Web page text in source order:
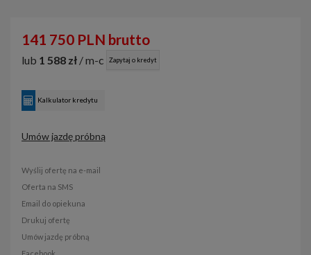
141 750 PLN brutto
lub 1 588 zł / m-c Zapytaj o kredyt
Kalkulator kredytu
Umów jazdę próbną
Wyślij ofertę na e-mail
Oferta na SMS
Email do opiekuna
Drukuj ofertę
Umów jazdę próbną